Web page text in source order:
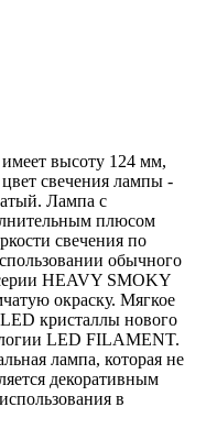
высоту 124 мм,
свечения лампы -
Лампа с
плюсом
свечения по
обычного
HEAVY SMOKY
окраску. Мягкое
кристаллы нового
LED FILAMENT.
лампа, которая не
декоративным
в